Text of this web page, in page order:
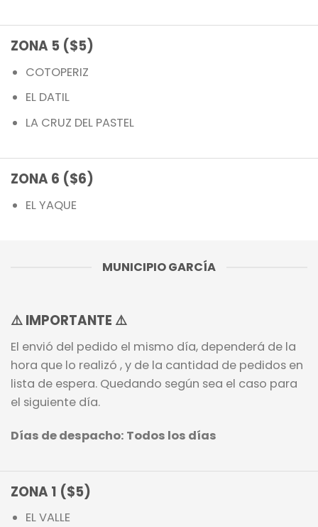
ZONA 5 ($5)
COTOPERIZ
EL DATIL
LA CRUZ DEL PASTEL
ZONA 6 ($6)
EL YAQUE
MUNICIPIO GARCÍA
⚠️ IMPORTANTE ⚠️
El envió del pedido el mismo día, dependerá de la
hora que lo realizó , y de la cantidad de pedidos en
lista de espera. Quedando según sea el caso para
el siguiente día.
Días de despacho: Todos los días
ZONA 1 ($5)
EL VALLE